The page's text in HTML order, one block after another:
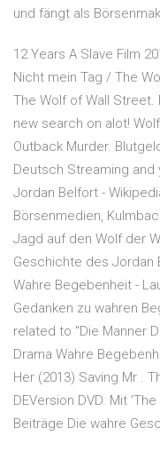
und fängt als
12 Years A Slave Film
Nicht mein Tag / The
The Wolf of Wall Street.
new search on alot!
Outback Murder.
Deutsch Streaming and
Jordan Belfort -
Börsenmedien,
Jagd auf den Wolf der
Geschichte des Jordan
Wahre Begebenheit -
Gedanken zu wahren
related to "Die Manner
Drama Wahre
Her (2013) Saving Mr .
DEVersion DVD. Mit
Beiträge Die wahre